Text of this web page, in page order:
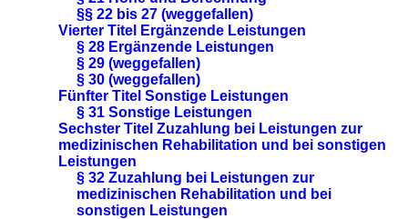
§§ 22 bis 27 (weggefallen)
Vierter Titel Ergänzende Leistungen
§ 28 Ergänzende Leistungen
§ 29 (weggefallen)
§ 30 (weggefallen)
Fünfter Titel Sonstige Leistungen
§ 31 Sonstige Leistungen
Sechster Titel Zuzahlung bei Leistungen zur
medizinischen Rehabilitation und bei sonstigen
Leistungen
§ 32 Zuzahlung bei Leistungen zur
medizinischen Rehabilitation und bei
sonstigen Leistungen